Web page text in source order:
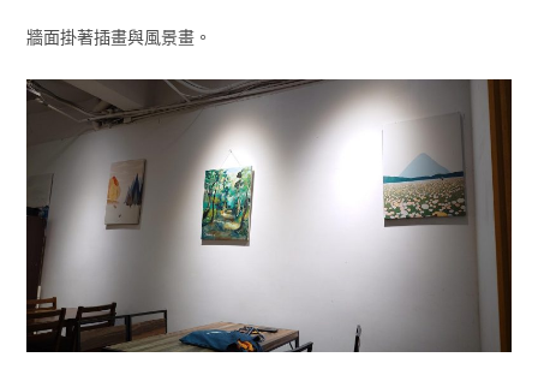
牆面掛著插畫與風景畫。